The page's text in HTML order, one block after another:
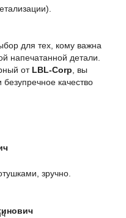
для тех, кому важна
напечатанной детали.
от LBL-Corp, вы
безупречное качество
зручно.